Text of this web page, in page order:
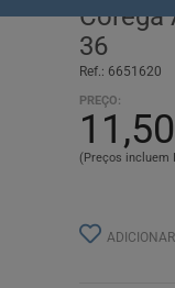
Corega
36
Ref.: 6651620
PREÇO:
(Preços incluem